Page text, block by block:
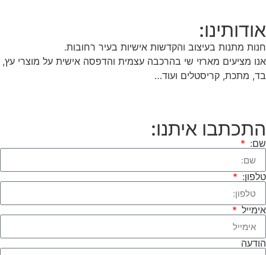
אודותינו:
חנות מתנות בעיצוב והקדשות אישיות בעיר רחובות.
אנו מציעים מארזי שי בהרכבה עצמית והדפסה אישית על מוצרי עץ,
בד, מתכת, קריסטלים ועוד…
התכתבו איתנו:
שם:
טלפון:
אימייל
הודעה